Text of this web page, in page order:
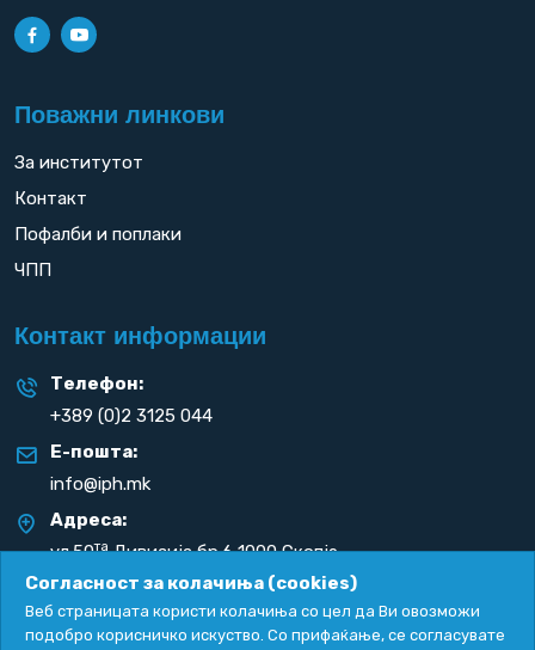
Поважни линкови
За институтот
Контакт
Пофалби и поплаки
ЧПП
Контакт информации
Телефон:
+389 (0)2 3125 044
Е-пошта:
info@iph.mk
Адреса:
ул.50таДивизија бр.6 1000 Скопје
Република С. Македонија
Согласност за колачиња (cookies)
Веб страницата користи колачиња со цел да Ви овозможи
подобро корисничко искуство. Со прифаќање, се согласувате